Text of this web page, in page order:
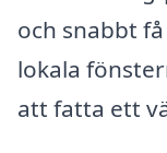
och snabbt
lokala
att fatta ett